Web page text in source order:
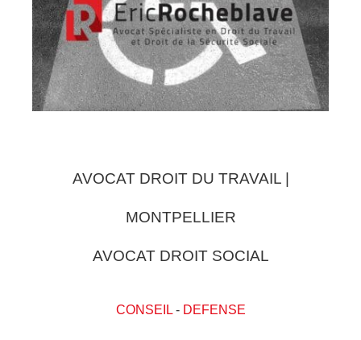
AVOCAT DROIT DU TRAVAIL |
MONTPELLIER
AVOCAT DROIT SOCIAL
CONSEIL- DEFENSE